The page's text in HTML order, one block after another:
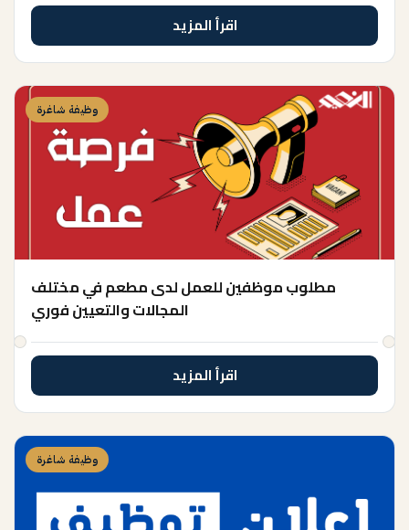
اقرأ المزيد
وظيفة شاغرة
مطلوب موظفين للعمل لدى مطعم في مختلف
المجالات والتعيين فوري
اقرأ المزيد
وظيفة شاغرة